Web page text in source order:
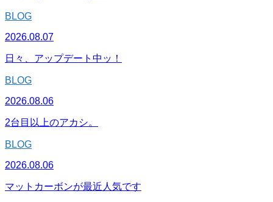
BLOG
2026.08.07
日々、アップデート中ッ！
BLOG
2026.08.06
2台目以上のアカシ。
BLOG
2026.08.06
マットカーボンが最近人気です